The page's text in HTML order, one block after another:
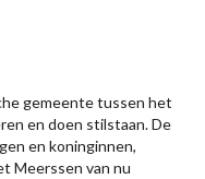
gemeente tussen het
en doen stilstaan. De
en koninginnen,
Meerssen van nu